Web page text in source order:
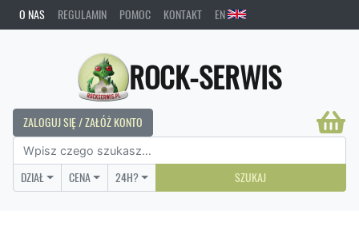
O NAS REGULAMIN POMOC KONTAKT EN
ROCK-SERWIS
ZALOGUJ SIĘ / ZAŁÓŻ KONTO
DZIAŁ CENA 24H? SZUKAJ